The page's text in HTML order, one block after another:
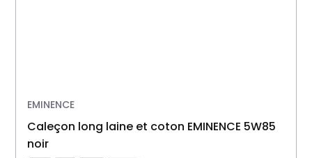
EMINENCE
caleçon long laine et coton EMINENCE 5W85
noir